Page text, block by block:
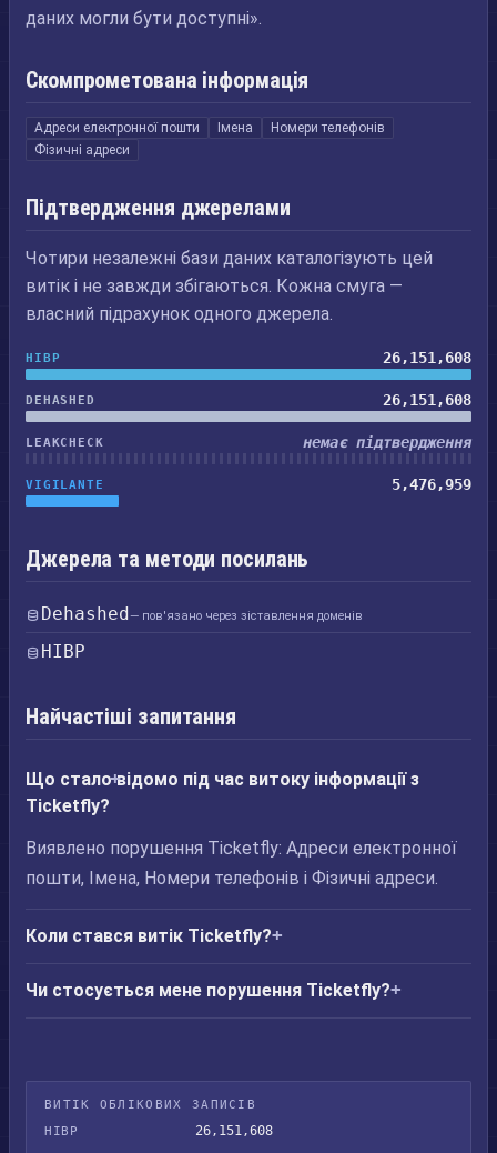
даних могли бути доступні».
Скомпрометована інформація
Адреси електронної пошти Імена
Номери телефонів
Фізичні адреси
Підтвердження джерелами
Чотири незалежні бази даних каталогізують цей
витік і не завжди збігаються. Кожна смуга —
власний підрахунок одного джерела.
HIBP 26,151,608
DEHASHED 26,151,608
LEAKCHECK немає підтвердження
VIGILANTE 5,476,959
Джерела та методи посилань
Dehashed— пов'язано через зіставлення доменів
HIBP
Найчастіші запитання
Що стало відомо під час витоку інформації з
Ticketfly?
Виявлено порушення Ticketfly: Адреси електронної
пошти, Імена, Номери телефонів і Фізичні адреси.
Коли стався витік Ticketfly?
Чи стосується мене порушення Ticketfly?
ВИТІК ОБЛІКОВИХ ЗАПИСІВ
HIBP
26,151,608